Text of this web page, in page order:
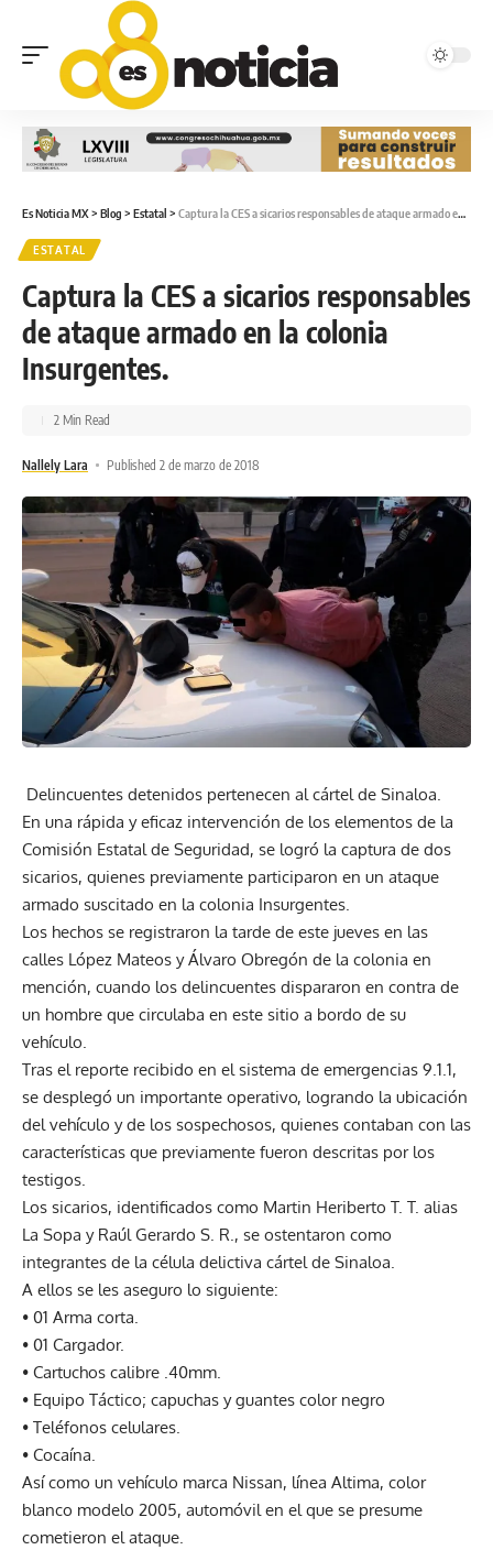
Es Noticia MX> Blog > Estatal > Captura la CES a sicarios responsables de ataque armado en la colonia Insurgentes.
ESTATAL
Captura la CES a sicarios responsables
de ataque armado en la colonia
Insurgentes.
Nallely Lara Published 2 de marzo de 2018
2 Min Read
Delincuentes detenidos pertenecen al cártel de Sinaloa.
En una rápida y eficaz intervención de los elementos de la
Comisión Estatal de Seguridad, se logró la captura de dos
sicarios, quienes previamente participaron en un ataque
armado suscitado en la colonia Insurgentes.
Los hechos se registraron la tarde de este jueves en las
calles López Mateos y Álvaro Obregón de la colonia en
mención, cuando los delincuentes dispararon en contra de
un hombre que circulaba en este sitio a bordo de su
vehículo.
Tras el reporte recibido en el sistema de emergencias 9.1.1,
se desplegó un importante operativo, logrando la ubicación
del vehículo y de los sospechosos, quienes contaban con las
características que previamente fueron descritas por los
testigos.
Los sicarios, identificados como Martin Heriberto T. T. alias
La Sopa y Raúl Gerardo S. R., se ostentaron como
integrantes de la célula delictiva cártel de Sinaloa.
A ellos se les aseguro lo siguiente:
• 01 Arma corta.
• 01 Cargador.
• Cartuchos calibre .40mm.
• Equipo Táctico; capuchas y guantes color negro
• Teléfonos celulares.
• Cocaína.
Así como un vehículo marca Nissan, línea Altima, color
blanco modelo 2005, automóvil en el que se presume
cometieron el ataque.